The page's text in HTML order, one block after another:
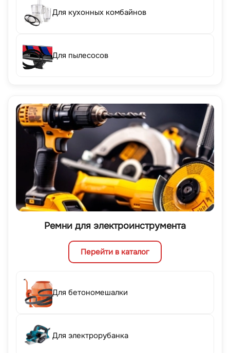
Для кухонных комбайнов
Для пылесосов
Ремни для электроинструмента
Перейти в каталог
Для бетономешалки
Для электрорубанка